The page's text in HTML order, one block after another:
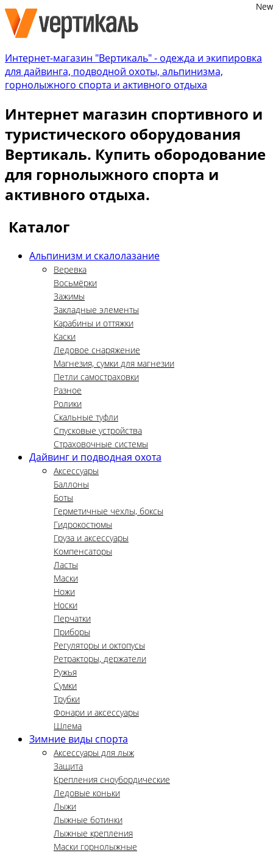
Интернет-магазин "Вертикаль" - одежда и экипировка
для дайвинга, подводной охоты, альпинизма,
горнолыжного спорта и активного отдыха
Интернет магазин спортивного и
туристического оборудования
Вертикаль. Купить обородование
для горнолыжного спорта и
активного отдыха.
Каталог
Альпинизм и скалолазание
Веревка
Восьмёрки
Зажимы
Закладные элементы
Карабины и оттяжки
Каски
Ледовое снаряжение
Магнезия, сумки для магнезии
Петли самостраховки
Разное
Ролики
Скальные туфли
Спусковые устройства
Страховочные системы
Дайвинг и подводная охота
Аксессуары
Баллоны
Боты
Герметичные чехлы, боксы
Гидрокостюмы
Груза и аксессуары
Компенсаторы
Ласты
Маски
Ножи
Носки
Перчатки
Приборы
Регуляторы и октопусы
Ретракторы, держатели
Ружья
Сумки
Трубки
Фонари и аксессуары
Шлема
Зимние виды спорта
Аксессуары для лыж
Защита
Крепления сноубордические
Ледовые коньки
Лыжи
Лыжные ботинки
Лыжные крепления
Маски горнолыжные
New
New